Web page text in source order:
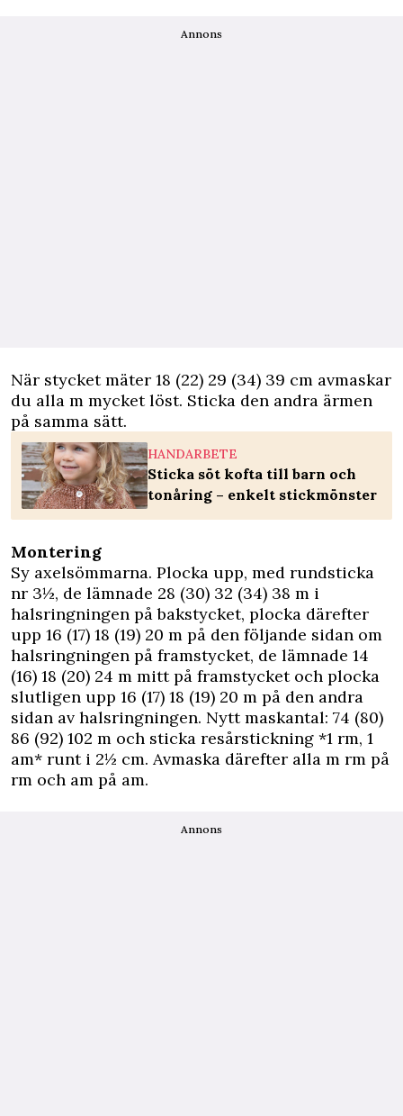
Annons
När stycket mäter 18 (22) 29 (34) 39 cm avmaskar
du alla m mycket löst. Sticka den andra ärmen
på samma sätt.
HANDARBETE
Sticka söt kofta till barn och
tonåring – enkelt stickmönster
Montering
Sy axelsömmarna. Plocka upp, med rundsticka
nr 3½, de lämnade 28 (30) 32 (34) 38 m i
halsringningen på bakstycket, plocka därefter
upp 16 (17) 18 (19) 20 m på den följande sidan om
halsringningen på framstycket, de lämnade 14
(16) 18 (20) 24 m mitt på framstycket och plocka
slutligen upp 16 (17) 18 (19) 20 m på den andra
sidan av halsringningen. Nytt maskantal: 74 (80)
86 (92) 102 m och sticka resårstickning *1 rm, 1
am* runt i 2½ cm. Avmaska därefter alla m rm på
rm och am på am.
Annons